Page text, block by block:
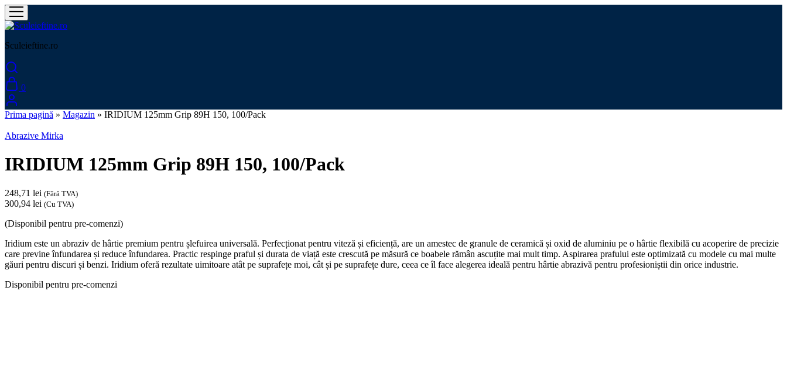
Sculeieftine.ro
0
Prima pagină » Magazin » IRIDIUM 125mm Grip 89H 150, 100/Pack
Abrazive Mirka
IRIDIUM 125mm Grip 89H 150, 100/Pack
248,71 lei (Fără TVA)
300,94 lei (Cu TVA)
(Disponibil pentru pre-comenzi)
Iridium este un abraziv de hârtie premium pentru șlefuirea universală. Perfecționat pentru viteză și eficiență, are un amestec de granule de ceramică și oxid de aluminiu pe o hârtie flexibilă cu acoperire de precizie
care previne înfundarea și reduce înfundarea. Practic respinge praful și durata de viață este crescută pe măsură ce boabele rămân ascuțite mai mult timp. Aspirarea prafului este optimizată cu modele cu mai multe
găuri pentru discuri și benzi. Iridium oferă rezultate uimitoare atât pe suprafețe moi, cât și pe suprafețe dure, ceea ce îl face alegerea ideală pentru hârtie abrazivă pentru profesioniștii din orice industrie.
Disponibil pentru pre-comenzi